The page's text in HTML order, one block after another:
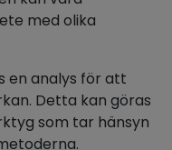
med olika
en analys för att
Detta kan göras
som tar hänsyn